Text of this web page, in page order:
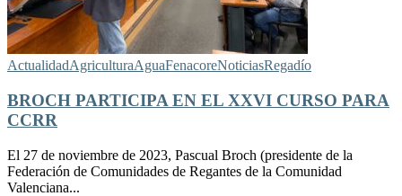
ActualidadAgriculturaAguaFenacoreNoticiasRegadío
BROCH PARTICIPA EN EL XXVI CURSO PARA
CCRR
El 27 de noviembre de 2023, Pascual Broch (presidente de la
Federación de Comunidades de Regantes de la Comunidad
Valenciana...